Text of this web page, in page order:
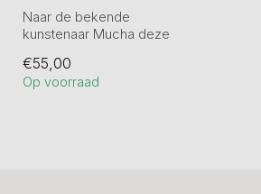
Naar de bekende
kunstenaar Mucha deze
een set van 3. ...
€55,00
Op voorraad